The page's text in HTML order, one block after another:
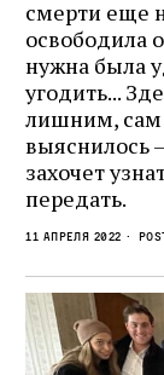
смерти еще
освободила
нужна была
угодить...
лишним, сам
выяснилось
захочет
передать.
11 апреля 2022